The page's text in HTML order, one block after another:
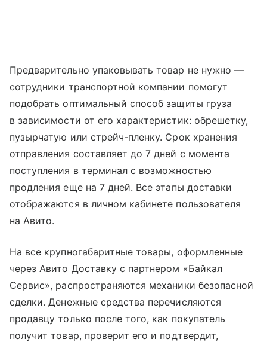
Предварительно упаковывать товар не нужно —
сотрудники транспортной компании помогут
подобрать оптимальный способ защиты груза
в зависимости от его характеристик: обрешетку,
пузырчатую или стрейч-пленку. Срок хранения
отправления составляет до 7 дней с момента
поступления в терминал с возможностью
продления еще на 7 дней. Все этапы доставки
отображаются в личном кабинете пользователя
на Авито.
На все крупногабаритные товары, оформленные
через Авито Доставку с партнером «Байкал
Сервис», распространяются механики безопасной
сделки. Денежные средства перечисляются
продавцу только после того, как покупатель
получит товар, проверит его и подтвердит,